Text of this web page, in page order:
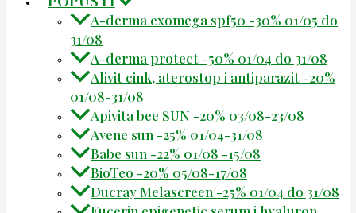
A-derma exomega spf50 -30% 01/05 do
31/08
A-derma protect -50% 01/04 do 31/08
Alivit cink, aterostop i antiparazit -20%
01/08-31/08
Apivita bee SUN -20% 03/08-23/08
Avene sun -25% 01/04-31/08
Babe sun -22% 01/08 -15/08
BioTeo -20% 05/08-17/08
Ducray Melascreen -25% 01/04 do 31/08